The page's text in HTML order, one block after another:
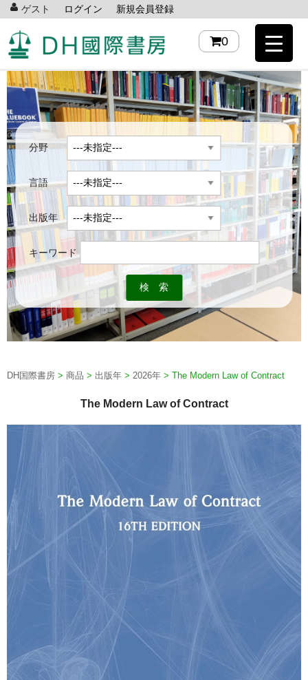
ゲスト ログイン 新規会員登録
0
分野
言語
出版年
キーワード
DH国際書房 > 商品 > 出版年 > 2026年 > The Modern Law of Contract
The Modern Law of Contract